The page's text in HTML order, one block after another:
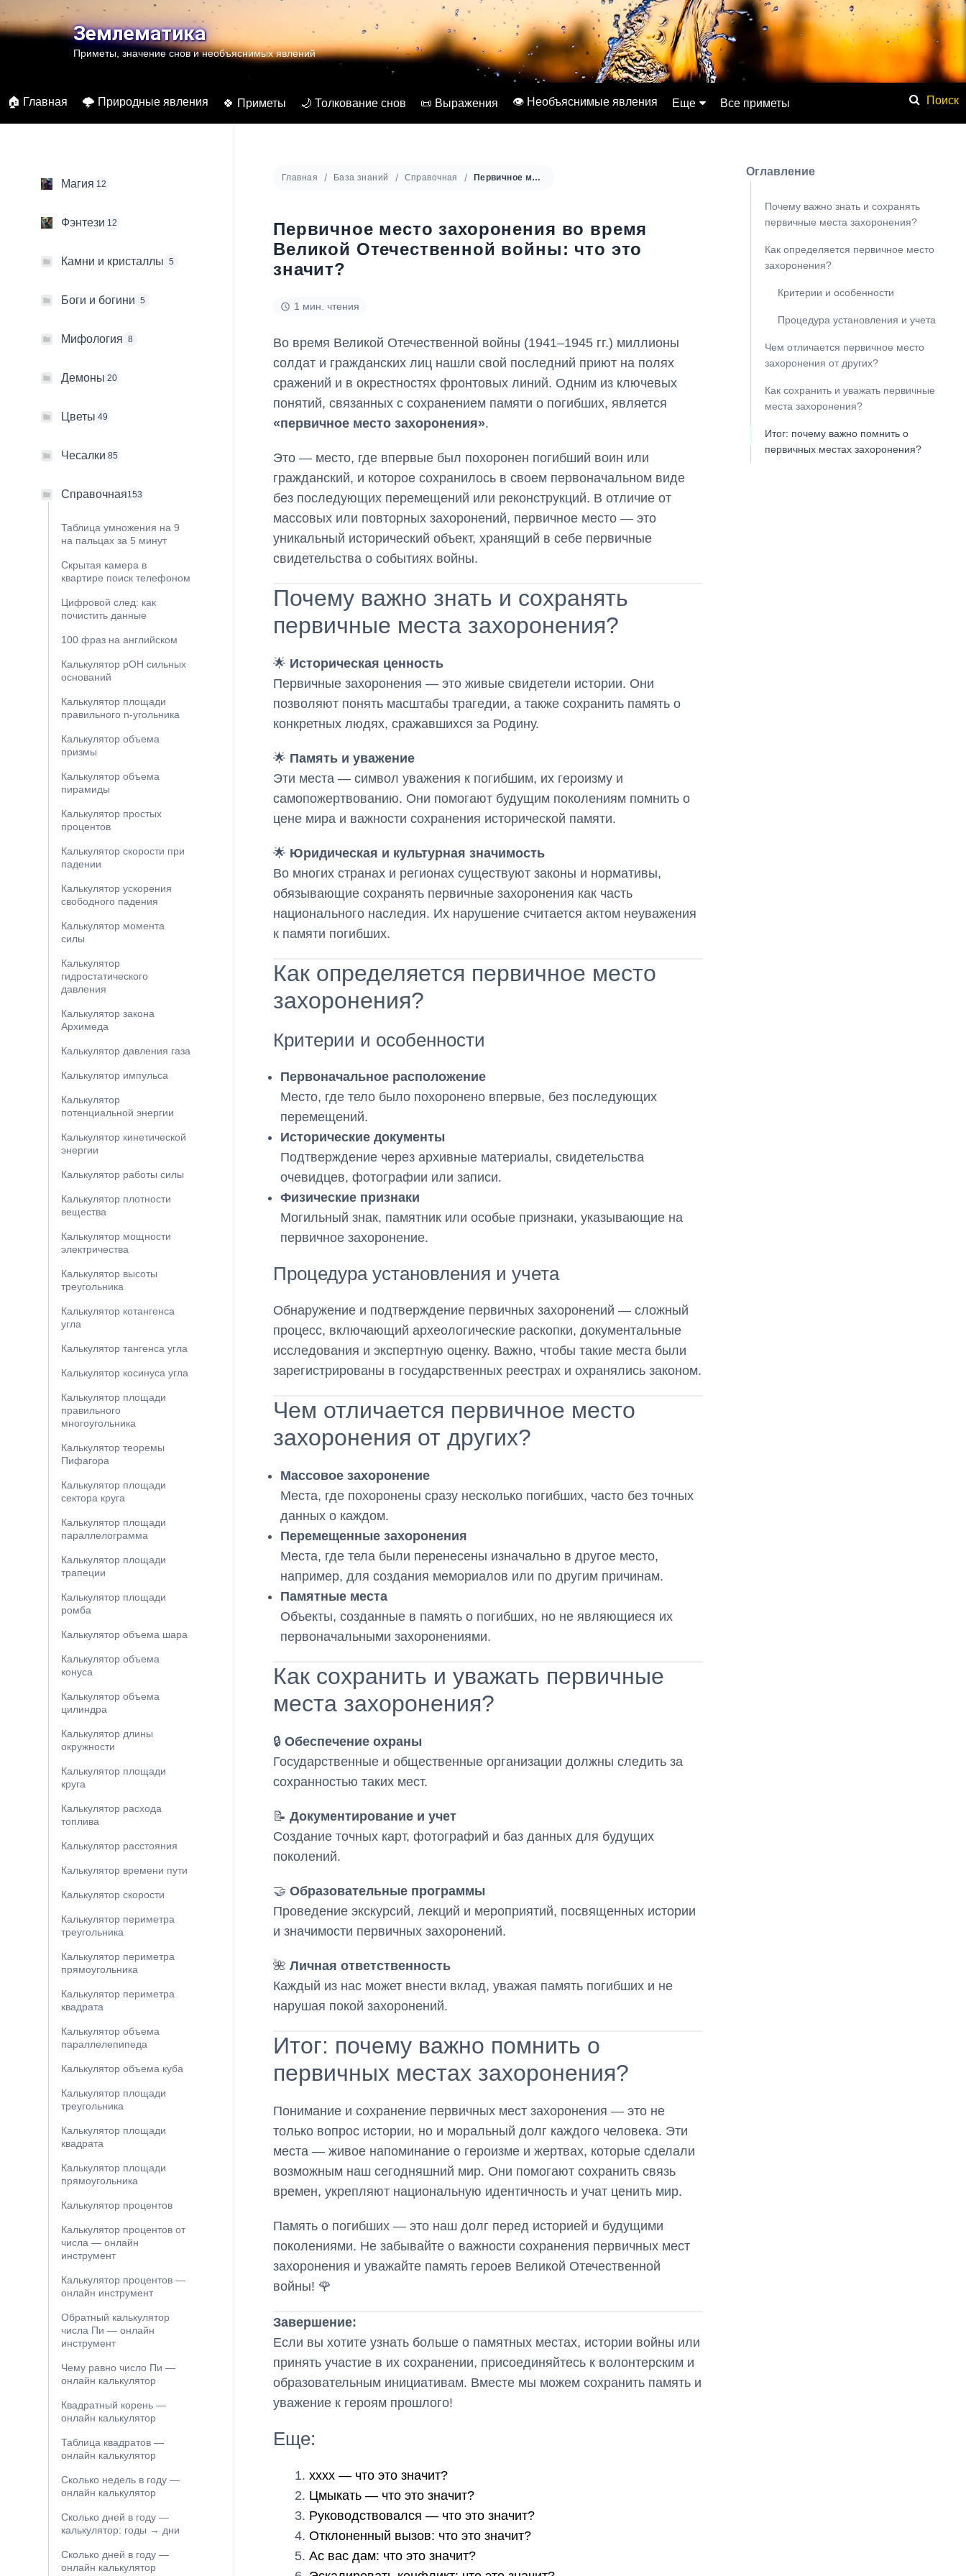
к
содержимомуЗемлематика
Приметы, значение снов и необъяснимых явлений
🏠 Главная 🌩️ Природные явления 🍀 Приметы 🌙 Толкование снов 📜 Выражения 👁️ Необъяснимые явления Еще
Физические явления
Все приметы
Магия 12
Фэнтези 12
Камни и кристаллы 5
Боги и богини 5
Мифология 8
Демоны 20
Цветы 49
Чесалки 85
Справочная153
Таблица умножения на 9
на пальцах за 5 минут
Скрытая камера в
квартире поиск телефоном
Цифровой след: как
почистить данные
100 фраз на английском
Калькулятор pOH сильных
оснований
Калькулятор площади
правильного n-угольника
Калькулятор объема
призмы
Калькулятор объема
пирамиды
Калькулятор простых
процентов
Калькулятор скорости при
падении
Калькулятор ускорения
свободного падения
Калькулятор момента
силы
Калькулятор
гидростатического
давления
Калькулятор закона
Архимеда
Калькулятор давления газа
Калькулятор импульса
Калькулятор
потенциальной энергии
Калькулятор кинетической
энергии
Калькулятор работы силы
Калькулятор плотности
вещества
Калькулятор мощности
электричества
Калькулятор высоты
треугольника
Калькулятор котангенса
угла
Калькулятор тангенса угла
Калькулятор косинуса угла
Калькулятор площади
правильного
многоугольника
Калькулятор теоремы
Пифагора
Калькулятор площади
сектора круга
Калькулятор площади
параллелограмма
Калькулятор площади
трапеции
Калькулятор площади
ромба
Калькулятор объема шара
Калькулятор объема
конуса
Калькулятор объема
цилиндра
Калькулятор длины
окружности
Калькулятор площади
круга
Калькулятор расхода
топлива
Калькулятор расстояния
Калькулятор времени пути
Калькулятор скорости
Калькулятор периметра
треугольника
Калькулятор периметра
прямоугольника
Калькулятор периметра
квадрата
Калькулятор объема
параллелепипеда
Калькулятор объема куба
Калькулятор площади
треугольника
Калькулятор площади
квадрата
Калькулятор площади
прямоугольника
Калькулятор процентов
Калькулятор процентов от
числа — онлайн
инструмент
Калькулятор процентов —
онлайн инструмент
Обратный калькулятор
числа Пи — онлайн
инструмент
Чему равно число Пи —
онлайн калькулятор
Квадратный корень —
онлайн калькулятор
Таблица квадратов —
онлайн калькулятор
Сколько недель в году —
онлайн калькулятор
Сколько дней в году —
калькулятор: годы → дни
Сколько дней в году —
онлайн калькулятор
Главная База знаний Справочная Первичное место захоронения во время Великой Отечественной войны: что это значит?
Первичное место захоронения во время
Великой Отечественной войны: что это
значит?
1 мин. чтения
Во время Великой Отечественной войны (1941–1945 гг.) миллионы
солдат и гражданских лиц нашли свой последний приют на полях
сражений и в окрестностях фронтовых линий. Одним из ключевых
понятий, связанных с сохранением памяти о погибших, является
«первичное место захоронения».
Это — место, где впервые был похоронен погибший воин или
гражданский, и которое сохранилось в своем первоначальном виде
без последующих перемещений или реконструкций. В отличие от
массовых или повторных захоронений, первичное место — это
уникальный исторический объект, хранящий в себе первичные
свидетельства о событиях войны.
Почему важно знать и сохранять
первичные места захоронения?
🌟 Историческая ценность
Первичные захоронения — это живые свидетели истории. Они
позволяют понять масштабы трагедии, а также сохранить память о
конкретных людях, сражавшихся за Родину.
🌟 Память и уважение
Эти места — символ уважения к погибшим, их героизму и
самопожертвованию. Они помогают будущим поколениям помнить о
цене мира и важности сохранения исторической памяти.
🌟 Юридическая и культурная значимость
Во многих странах и регионах существуют законы и нормативы,
обязывающие сохранять первичные захоронения как часть
национального наследия. Их нарушение считается актом неуважения
к памяти погибших.
Как определяется первичное место
захоронения?
Критерии и особенности
Первоначальное расположение
Место, где тело было похоронено впервые, без последующих
перемещений.
Исторические документы
Подтверждение через архивные материалы, свидетельства
очевидцев, фотографии или записи.
Физические признаки
Могильный знак, памятник или особые признаки, указывающие на
первичное захоронение.
Процедура установления и учета
Обнаружение и подтверждение первичных захоронений — сложный
процесс, включающий археологические раскопки, документальные
исследования и экспертную оценку. Важно, чтобы такие места были
зарегистрированы в государственных реестрах и охранялись законом.
Чем отличается первичное место
захоронения от других?
Массовое захоронение
Места, где похоронены сразу несколько погибших, часто без точных
данных о каждом.
Перемещенные захоронения
Места, где тела были перенесены изначально в другое место,
например, для создания мемориалов или по другим причинам.
Памятные места
Объекты, созданные в память о погибших, но не являющиеся их
первоначальными захоронениями.
Как сохранить и уважать первичные
места захоронения?
🔒 Обеспечение охраны
Государственные и общественные организации должны следить за
сохранностью таких мест.
📝 Документирование и учет
Создание точных карт, фотографий и баз данных для будущих
поколений.
🤝 Образовательные программы
Проведение экскурсий, лекций и мероприятий, посвященных истории
и значимости первичных захоронений.
🌺 Личная ответственность
Каждый из нас может внести вклад, уважая память погибших и не
нарушая покой захоронений.
Итог: почему важно помнить о
первичных местах захоронения?
Понимание и сохранение первичных мест захоронения — это не
только вопрос истории, но и моральный долг каждого человека. Эти
места — живое напоминание о героизме и жертвах, которые сделали
возможным наш сегодняшний мир. Они помогают сохранить связь
времен, укрепляют национальную идентичность и учат ценить мир.
Память о погибших — это наш долг перед историей и будущими
поколениями. Не забывайте о важности сохранения первичных мест
захоронения и уважайте память героев Великой Отечественной
войны! 🌹
Завершение:
Если вы хотите узнать больше о памятных местах, истории войны или
принять участие в их сохранении, присоединяйтесь к волонтерским и
образовательным инициативам. Вместе мы можем сохранить память и
уважение к героям прошлого!
Еще:
xxxx — что это значит?
Цмыкать — что это значит?
Руководствовался — что это значит?
Отклоненный вызов: что это значит?
Ас вас дам: что это значит?
Оглавление
Почему важно знать и сохранять
первичные места захоронения?
Как определяется первичное место
захоронения?
Критерии и особенности
Процедура установления и учета
Чем отличается первичное место
захоронения от других?
Как сохранить и уважать первичные
места захоронения?
Итог: почему важно помнить о
первичных местах захоронения?